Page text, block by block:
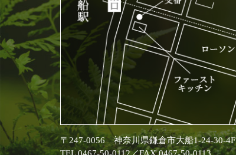
〒247-0056 神奈川県鎌倉市大船1-24-30-4F